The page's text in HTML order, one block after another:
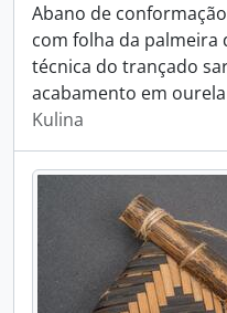
Abano de
com folha da palmeira
técnica do trançado
acabamento em
Kulina